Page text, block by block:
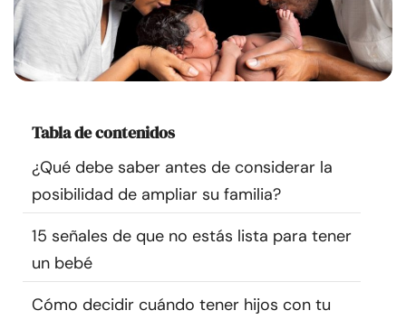
Ayuda
Cursos
Recursos
Comunidad
Encuentra un terapeuta
Idioma ES
Tabla de contenidos
¿Qué debe saber antes de considerar la
posibilidad de ampliar su familia?
15 señales de que no estás lista para tener
un bebé
Cómo decidir cuándo tener hijos con tu